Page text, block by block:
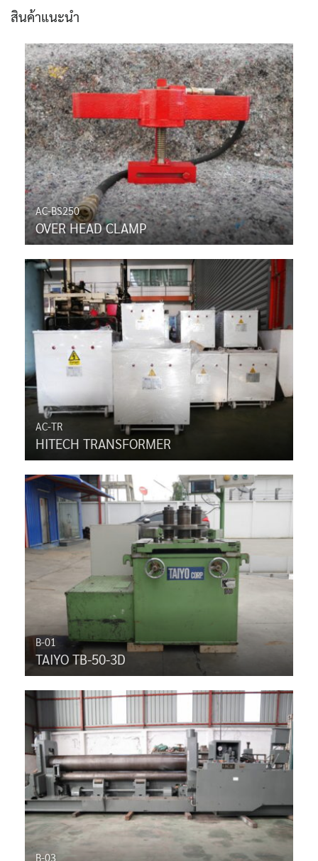
สินค้าแนะนำ
AC-BS250
OVER HEAD CLAMP
AC-TR
HITECH TRANSFORMER
B-01
TAIYO TB-50-3D
B-03